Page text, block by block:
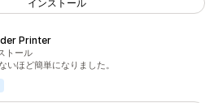
インストール
Printer
トール
いほど簡単になりました。